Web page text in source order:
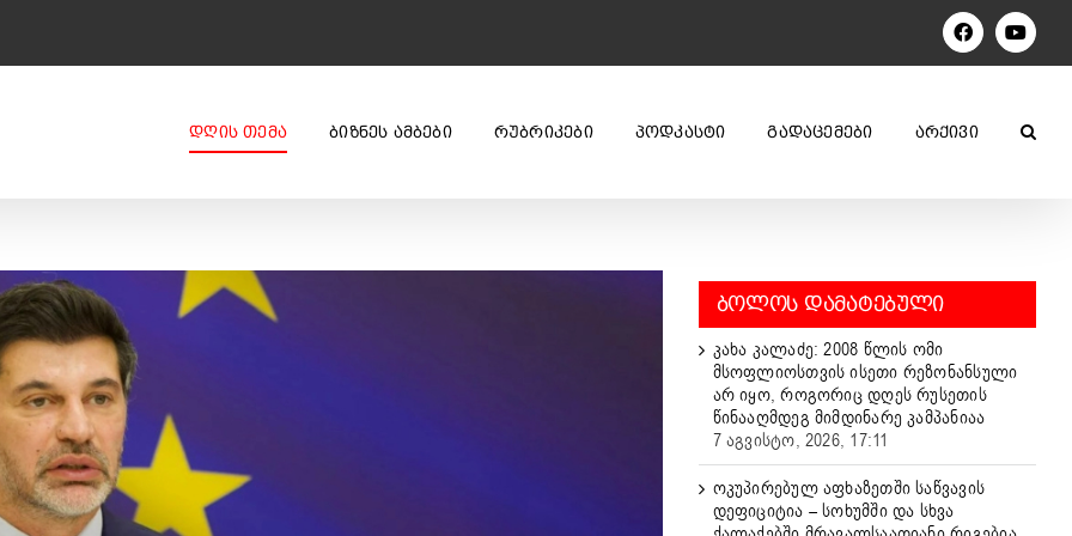
Facebook
ᲓᲦᲘᲡ ᲗᲔᲛᲐ ᲑᲘᲖᲜᲔᲡ ᲐᲛᲑᲔᲑᲘ ᲠᲣᲑᲠᲘᲙᲔᲑᲘ ᲞᲝᲓᲙᲐᲡᲢᲘ ᲒᲐᲓᲐᲪᲔᲛᲔᲑᲘ ᲐᲠᲥᲘᲕᲘ
ᲑᲝᲚᲝᲡ ᲓᲐᲛᲐᲢᲔᲑᲣᲚᲘ
კახა კალაძე: 2008 წლის ომი
მსოფლიოსთვის ისეთი რეზონანსული
არ იყო, როგორიც დღეს რუსეთის
წინააღმდეგ მიმდინარე კამპანიაა
7 აგვისტო, 2026, 17:11
ოკუპირებულ აფხაზეთში საწვავის
დეფიციტია – სოხუმში და სხვა